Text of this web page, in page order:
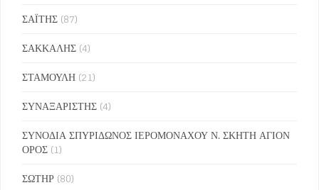
ΣΑΪΤΗΣ (87)
ΣΑΚΚΑΛΗΣ (4)
ΣΤΑΜΟΥΛΗ (21)
ΣΥΝΑΞΑΡΙΣΤΗΣ (4)
ΣΥΝΟΔΙΑ ΣΠΥΡΙΔΩΝΟΣ ΙΕΡΟΜΟΝΑΧΟΥ Ν. ΣΚΗΤΗ ΑΓΙΟΝ
ΟΡΟΣ (1)
ΣΩΤΗΡ (80)